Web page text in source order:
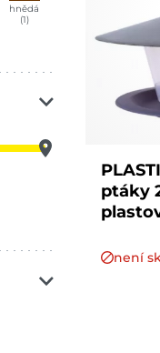
hnědá
(1)
ptáky
není